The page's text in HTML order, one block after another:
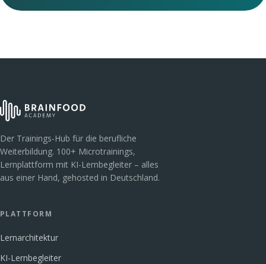
Der Trainings-Hub für die berufliche
Weiterbildung. 100+ Microtrainings,
Lernplattform mit KI-Lernbegleiter – alles
aus einer Hand, gehosted in Deutschland.
PLATTFORM
Lernarchitektur
KI-Lernbegleiter